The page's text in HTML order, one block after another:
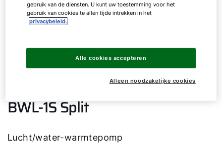
BWL-1S Split
Lucht/water-warmtepomp
gebruik van de diensten. U kunt uw toestemming voor het
gebruik van cookies te allen tijde intrekken in het
privacybeleid.
Alleen noodzakelijke cookies
Alle cookies accepteren